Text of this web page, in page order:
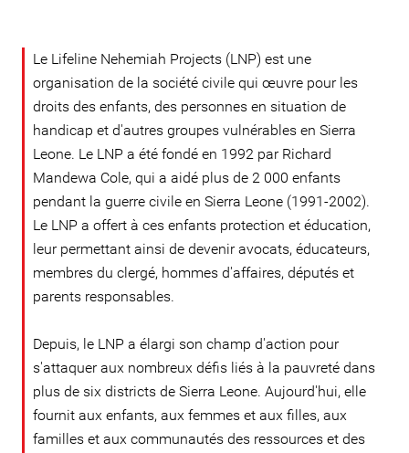
Le Lifeline Nehemiah Projects (LNP) est une
organisation de la société civile qui œuvre pour les
droits des enfants, des personnes en situation de
handicap et d'autres groupes vulnérables en Sierra
Leone. Le LNP a été fondé en 1992 par Richard
Mandewa Cole, qui a aidé plus de 2 000 enfants
pendant la guerre civile en Sierra Leone (1991-2002).
Le LNP a offert à ces enfants protection et éducation,
leur permettant ainsi de devenir avocats, éducateurs,
membres du clergé, hommes d'affaires, députés et
parents responsables.
Depuis, le LNP a élargi son champ d'action pour
s'attaquer aux nombreux défis liés à la pauvreté dans
plus de six districts de Sierra Leone. Aujourd'hui, elle
fournit aux enfants, aux femmes et aux filles, aux
familles et aux communautés des ressources et des